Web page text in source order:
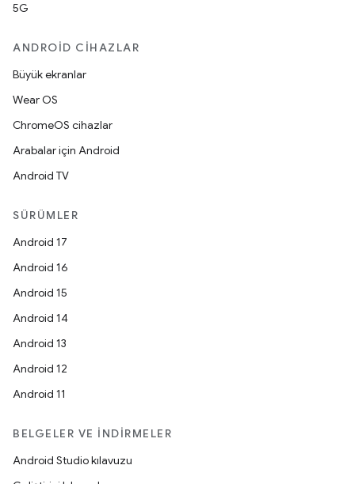
5G
ANDROID CIHAZLAR
Büyük ekranlar
Wear OS
ChromeOS cihazlar
Arabalar için Android
Android TV
SÜRÜMLER
Android 17
Android 16
Android 15
Android 14
Android 13
Android 12
Android 11
BELGELER VE İNDIRMELER
Android Studio kılavuzu